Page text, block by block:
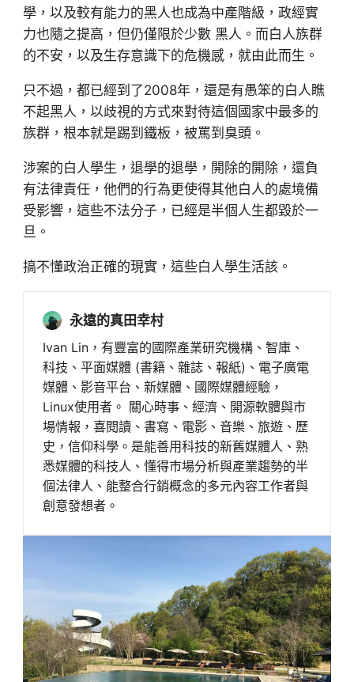
學，以及較有能力的黑人也成為中產階級，政經實
力也隨之提高，但仍僅限於少數 黑人。而白人族群
的不安，以及生存意識下的危機感，就由此而生。
只不過，都已經到了2008年，還是有愚笨的白人瞧
不起黑人，以歧視的方式來對待這個國家中最多的
族群，根本就是踢到鐵板，被罵到臭頭。
涉案的白人學生，退學的退學，開除的開除，還負
有法律責任，他們的行為更使得其他白人的處境備
受影響，這些不法分子，已經是半個人生都毀於一
旦。
搞不懂政治正確的現實，這些白人學生活該。
永遠的真田幸村
Ivan Lin，有豐富的國際產業研究機構、智庫、
科技、平面媒體 (書籍、雜誌、報紙)、電子廣電
媒體、影音平台、新媒體、國際媒體經驗，
Linux使用者。 關心時事、經濟、開源軟體與市
場情報，喜閱讀、書寫、電影、音樂、旅遊、歷
史，信仰科學。是能善用科技的新舊媒體人、熟
悉媒體的科技人、懂得市場分析與產業趨勢的半
個法律人、能整合行銷概念的多元內容工作者與
創意發想者。